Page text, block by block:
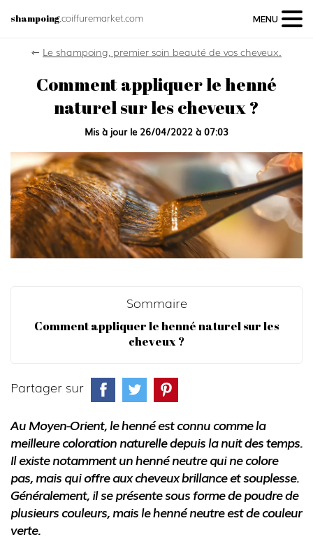
shampoing.coiffuremarket.com MENU
⇽ Le shampoing, premier soin beauté de vos cheveux.
Comment appliquer le henné
naturel sur les cheveux ?
Mis à jour le 26/04/2022 à 07:03
Au Moyen-Orient, le henné est connu comme la
meilleure coloration naturelledepuis la nuit des temps.
Il existe notamment un henné neutre qui ne colore
pas, mais qui offre aux cheveux brillance et souplesse.
Généralement, il se présente sous forme de poudre de
plusieurs couleurs, mais le henné neutre estde couleur
verte.
Sommaire
Comment appliquer le henné naturel sur les
cheveux ?
Partager sur